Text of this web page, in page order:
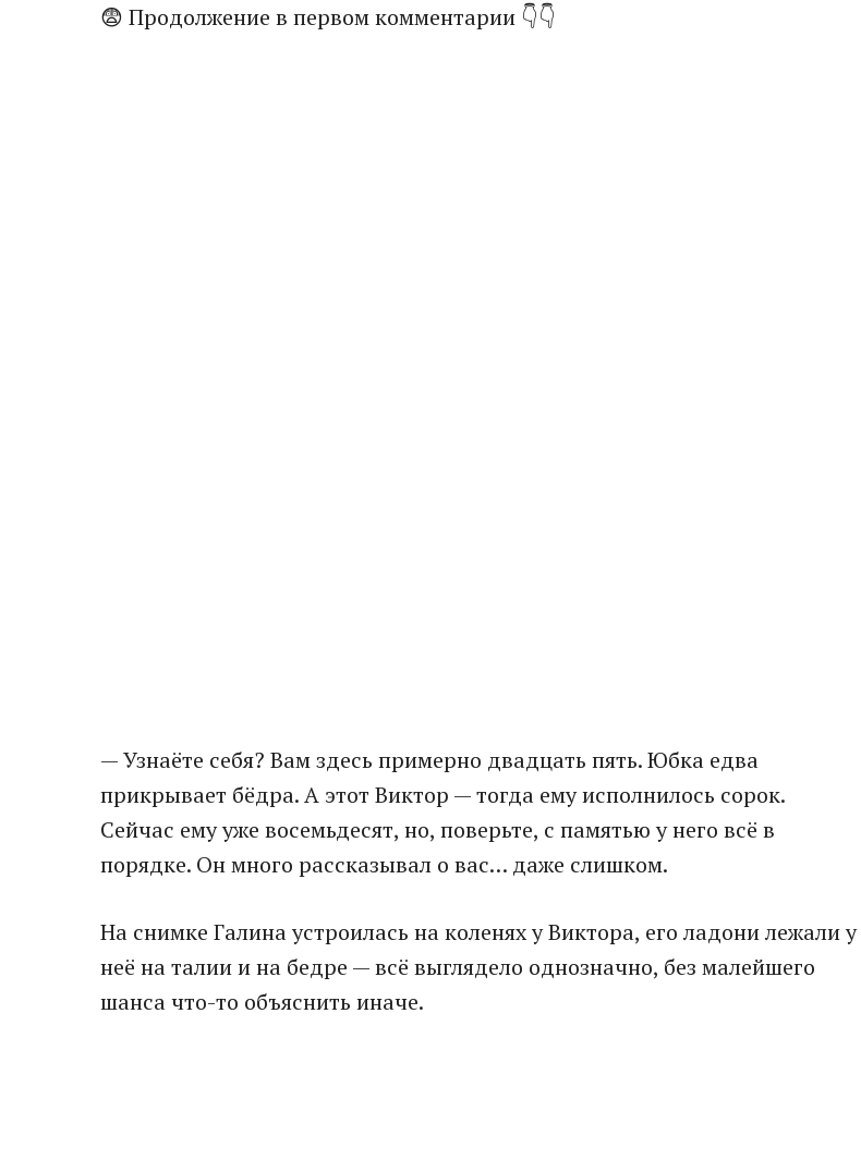
😨 Продолжение в первом комментарии 👇👇
— Узнаёте себя? Вам здесь примерно двадцать пять. Юбка едва
прикрывает бёдра. А этот Виктор — тогда ему исполнилось сорок.
Сейчас ему уже восемьдесят, но, поверьте, с памятью у него всё в
порядке. Он много рассказывал о вас… даже слишком.
На снимке Галина устроилась на коленях у Виктора, его ладони лежали у
неё на талии и на бедре — всё выглядело однозначно, без малейшего
шанса что-то объяснить иначе.